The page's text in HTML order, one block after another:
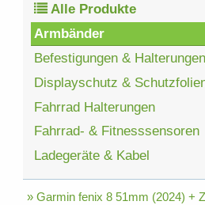
Alle Produkte
Armbänder
Befestigungen & Halterungen
Displayschutz &
Fahrrad Halterungen
Fahrrad- & Fitnesssensoren
Ladegeräte & Kabel
» Garmin fenix 8 51mm (2024) +